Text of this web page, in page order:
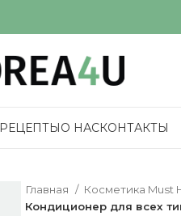
РЕЦЕПТЫО НАСКОНТАКТЫ
Главная Косметика Must
Кондиционер для всех